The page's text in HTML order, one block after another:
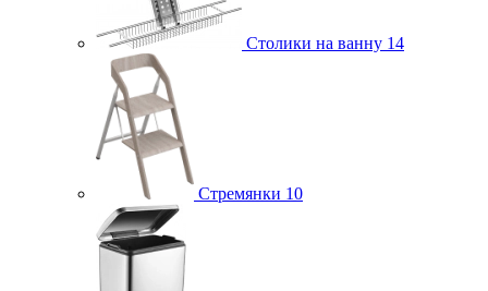
Столики на ванну 14
Стремянки 10